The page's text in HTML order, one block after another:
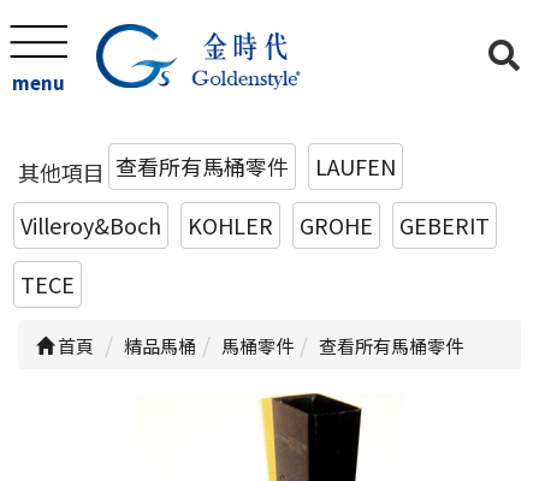
menu
其他項目 查看所有馬桶零件
LAUFEN
Villeroy&Boch
KOHLER GROHE
GEBERIT
TECE
首頁 精品馬桶 馬桶零件 查看所有馬桶零件